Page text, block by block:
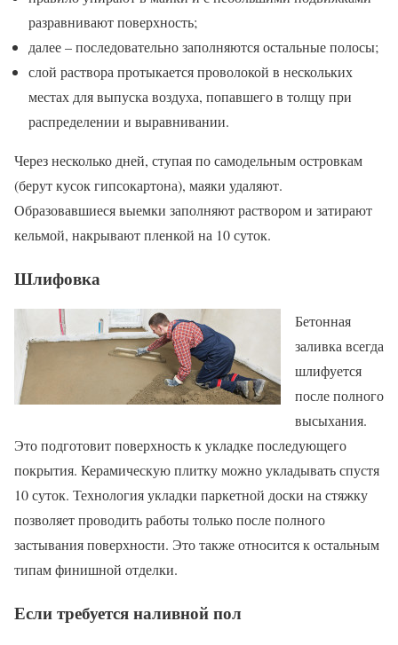
разравнивают поверхность;
далее – последовательно заполняются остальные полосы;
слой раствора протыкается проволокой в нескольких
местах для выпуска воздуха, попавшего в толщу при
распределении и выравнивании.
Через несколько дней, ступая по самодельным островкам
(берут кусок гипсокартона), маяки удаляют.
Образовавшиеся выемки заполняют раствором и затирают
кельмой, накрывают пленкой на 10 суток.
Шлифовка
Бетонная
заливка всегда
шлифуется
после полного
высыхания.
Это подготовит поверхность к укладке последующего
покрытия. Керамическую плитку можно укладывать спустя
10 суток. Технология укладки паркетной доски на стяжку
позволяет проводить работы только после полного
застывания поверхности. Это также относится к остальным
типам финишной отделки.
Если требуется наливной пол